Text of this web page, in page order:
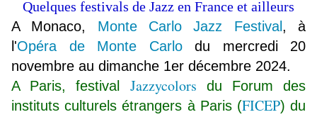
Quelques festivals de Jazz en France et ailleurs
A Monaco,
Monte Carlo Jazz Festival , à
l'Opéra de Monte Carlo
du mercredi 20
novembre au dimanche 1er décembre 2024.
A Paris, festival Jazzycolors du Forum des
instituts culturels étrangers à Paris (FICEP) du